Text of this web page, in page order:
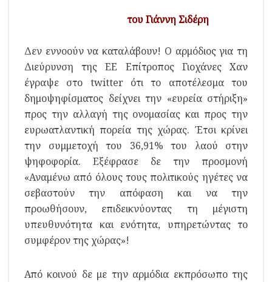
του Γιάννη Σιδέρη
Δεν εννοούν να καταλάβουν! Ο αρμόδιος για τη
Διεύρυνση της ΕΕ Επίτροπος Γιοχάνες Χαν
έγραψε στο twitter ότι το αποτέλεσμα του
δημοψηφίσματος δείχνει την «ευρεία στήριξη»
προς την αλλαγή της ονομασίας και προς την
ευρωατλαντική πορεία της χώρας. Έτσι κρίνει
την συμμετοχή του 36,91% του λαού στην
ψηφοφορία. Εξέφρασε δε την προσμονή
«Αναμένω από όλους τους πολιτικούς ηγέτες να
σεβαστούν την απόφαση και να την
προωθήσουν, επιδεικνύοντας τη μέγιστη
υπευθυνότητα και ενότητα, υπηρετώντας το
συμφέρον της χώρας»!
Από κοινού δε με την αρμόδια εκπρόσωπο της